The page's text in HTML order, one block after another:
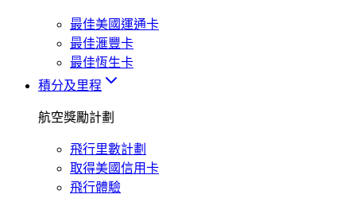
最佳美國運通卡
最佳滙豐卡
最佳恆生卡
積分及里程
航空獎勵計劃
飛行里數計劃
取得美國信用卡
飛行體驗